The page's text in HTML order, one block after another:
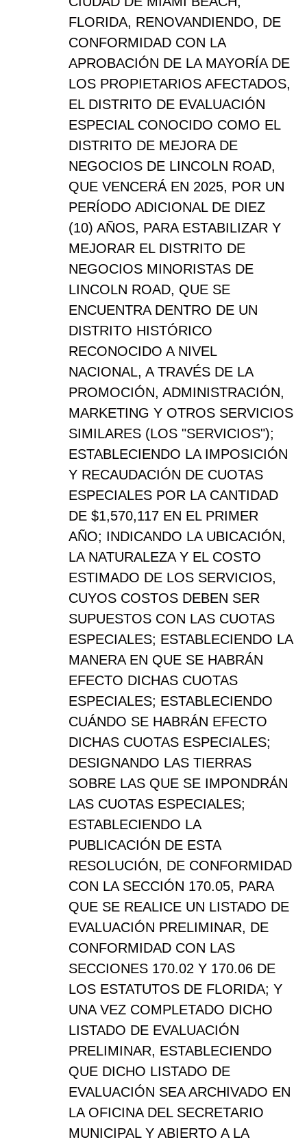
FLORIDA, RENOVANDIENDO, DE
CONFORMIDAD CON LA
APROBACIÓN DE LA MAYORÍA DE
LOS PROPIETARIOS AFECTADOS,
EL DISTRITO DE EVALUACIÓN
ESPECIAL CONOCIDO COMO EL
DISTRITO DE MEJORA DE
NEGOCIOS DE LINCOLN ROAD,
QUE VENCERÁ EN 2025, POR UN
PERÍODO ADICIONAL DE DIEZ
(10) AÑOS, PARA ESTABILIZAR Y
MEJORAR EL DISTRITO DE
NEGOCIOS MINORISTAS DE
LINCOLN ROAD, QUE SE
ENCUENTRA DENTRO DE UN
DISTRITO HISTÓRICO
RECONOCIDO A NIVEL
NACIONAL, A TRAVÉS DE LA
PROMOCIÓN, ADMINISTRACIÓN,
MARKETING Y OTROS SERVICIOS
SIMILARES (LOS "SERVICIOS");
ESTABLECIENDO LA IMPOSICIÓN
Y RECAUDACIÓN DE CUOTAS
ESPECIALES POR LA CANTIDAD
DE $1,570,117 EN EL PRIMER
AÑO; INDICANDO LA UBICACIÓN,
LA NATURALEZA Y EL COSTO
ESTIMADO DE LOS SERVICIOS,
CUYOS COSTOS DEBEN SER
SUPUESTOS CON LAS CUOTAS
ESPECIALES; ESTABLECIENDO LA
MANERA EN QUE SE HABRÁN
EFECTO DICHAS CUOTAS
ESPECIALES; ESTABLECIENDO
CUÁNDO SE HABRÁN EFECTO
DICHAS CUOTAS ESPECIALES;
DESIGNANDO LAS TIERRAS
SOBRE LAS QUE SE IMPONDRÁN
LAS CUOTAS ESPECIALES;
ESTABLECIENDO LA
PUBLICACIÓN DE ESTA
RESOLUCIÓN, DE CONFORMIDAD
CON LA SECCIÓN 170.05, PARA
QUE SE REALICE UN LISTADO DE
EVALUACIÓN PRELIMINAR, DE
CONFORMIDAD CON LAS
SECCIONES 170.02 Y 170.06 DE
LOS ESTATUTOS DE FLORIDA; Y
UNA VEZ COMPLETADO DICHO
LISTADO DE EVALUACIÓN
PRELIMINAR, ESTABLECIENDO
QUE DICHO LISTADO DE
EVALUACIÓN SEA ARCHIVADO EN
LA OFICINA DEL SECRETARIO
MUNICIPAL Y ABIERTO A LA